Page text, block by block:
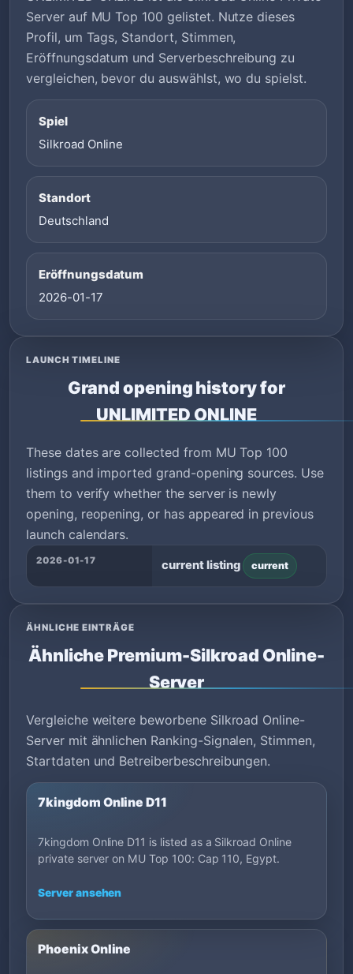
Server auf MU Top 100 gelistet. Nutze dieses
Profil, um Tags, Standort, Stimmen,
Eröffnungsdatum und Serverbeschreibung zu
vergleichen, bevor du auswählst, wo du spielst.
Spiel
Silkroad Online
Standort
Deutschland
Eröffnungsdatum
2026-01-17
LAUNCH TIMELINE
Grand opening history for
UNLIMITED ONLINE
These dates are collected from MU Top 100
listings and imported grand-opening sources. Use
them to verify whether the server is newly
opening, reopening, or has appeared in previous
launch calendars.
2026-01-17 current listing current
ÄHNLICHE EINTRÄGE
Ähnliche Premium-Silkroad Online-
Server
Vergleiche weitere beworbene Silkroad Online-
Server mit ähnlichen Ranking-Signalen, Stimmen,
Startdaten und Betreiberbeschreibungen.
7kingdom Online D11
7kingdom Online D11 is listed as a Silkroad Online
private server on MU Top 100: Cap 110, Egypt.
Server ansehen
Phoenix Online